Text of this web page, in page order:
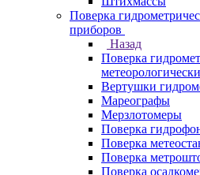
Поверка
приборов
Назад
Поверка
Вертушки
Мареографы
Мерзлотомеры
Поверка
Поверка
Поверка
Поверка